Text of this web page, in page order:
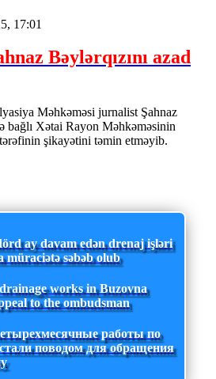
17:01
Bəylərqızını azad
Məhkəməsi jurnalist Şahnaz
bağlı Xətai Rayon Məhkəməsinin
şikayətini təmin etməyib.
ay davam edən drenaj işləri
müraciətə səbəb olub
works in Buzovna
to the ombudsman
работы по
поводом для обращения